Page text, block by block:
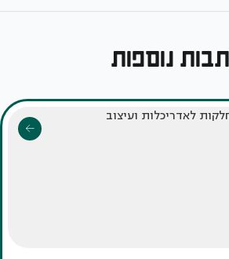
נוספות